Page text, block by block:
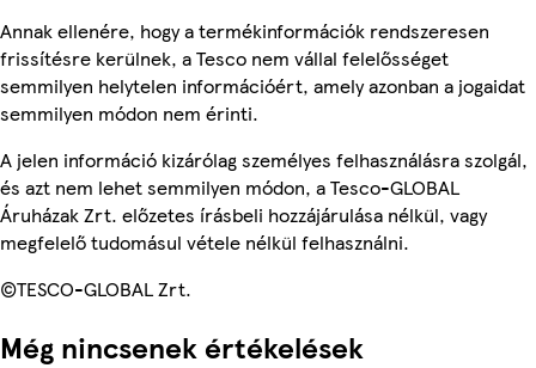
Annak ellenére, hogy a termékinformációk rendszeresen
frissítésre kerülnek, a Tesco nem vállal felelősséget
semmilyen helytelen információért, amely azonban a jogaidat
semmilyen módon nem érinti.
A jelen információ kizárólag személyes felhasználásra szolgál,
és azt nem lehet semmilyen módon, a Tesco-GLOBAL
Áruházak Zrt. előzetes írásbeli hozzájárulása nélkül, vagy
megfelelő tudomásul vétele nélkül felhasználni.
©TESCO-GLOBAL Zrt.
Még nincsenek értékelések